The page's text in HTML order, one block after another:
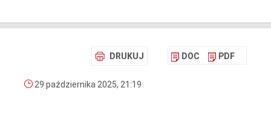
DRUKUJ DOC PDF
29 października 2025, 21:19